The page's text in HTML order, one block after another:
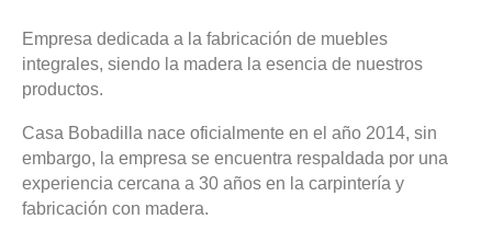
Empresa dedicada a la fabricación de muebles
integrales, siendo la madera la esencia de nuestros
productos.
Casa Bobadilla nace oficialmente en el año 2014, sin
embargo, la empresa se encuentra respaldada por una
experiencia cercana a 30 años en la carpintería y
fabricación con madera.